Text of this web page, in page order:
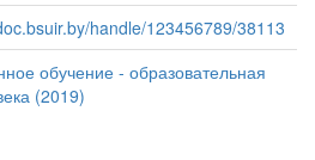
handle/123456789/38113
обучение - образовательная
(2019)